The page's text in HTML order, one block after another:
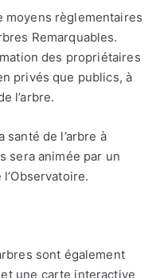
moyens règlementaires
Remarquables.
des propriétaires
privés que publics, à
l’arbre.
de l’arbre à
sera animée par un
sont également
une carte interactive